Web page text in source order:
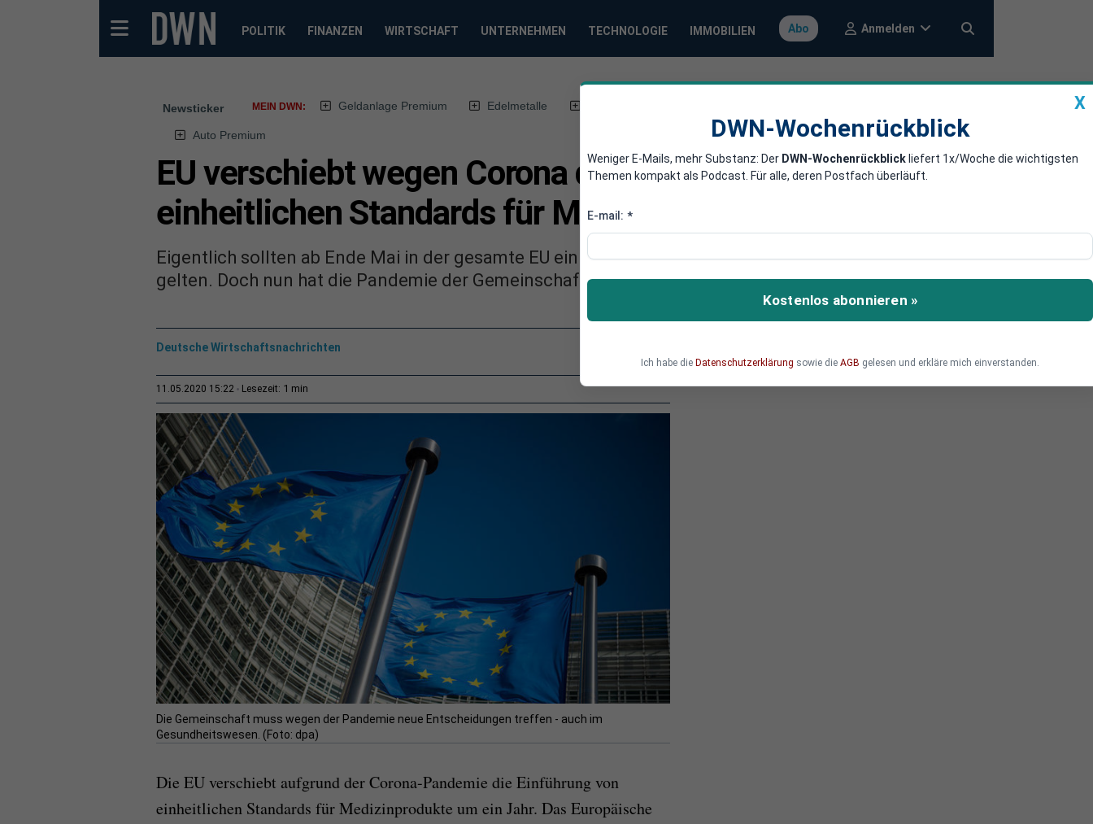
POLITIK FINANZEN WIRTSCHAFT UNTERNEHMEN TECHNOLOGIE IMMOBILIEN Abo Anmelden
Newsticker MEIN DWN: Geldanlage Premium Edelmetalle
Auto Premium
EU verschiebt wegen Corona die Einführung von
einheitlichen Standards für Medizinprodukte
Eigentlich sollten ab Ende Mai in der gesamte EU einheitliche Standards für Medizinprodukte
gelten. Doch nun hat die Pandemie der Gemeinschaft einen Strich durch die Rechnung gemacht.
Deutsche Wirtschaftsnachrichten
11.05.2020 15:22 Lesezeit: 1 min
Die Gemeinschaft muss wegen der Pandemie neue Entscheidungen treffen - auch im
Gesundheitswesen. (Foto: dpa)
Die EU verschiebt aufgrund der Corona-Pandemie die Einführung von
einheitlichen Standards für Medizinprodukte um ein Jahr. Das Europäische
X
DWN-Wochenrückblick
Weniger E-Mails, mehr Substanz: Der DWN-Wochenrückblick liefert 1x/Woche die wichtigsten
Themen kompakt als Podcast. Für alle, deren Postfach überläuft.
E-mail: *
Kostenlos abonnieren »
Ich habe die Datenschutzerklärung sowie die AGB gelesen und erkläre mich einverstanden.